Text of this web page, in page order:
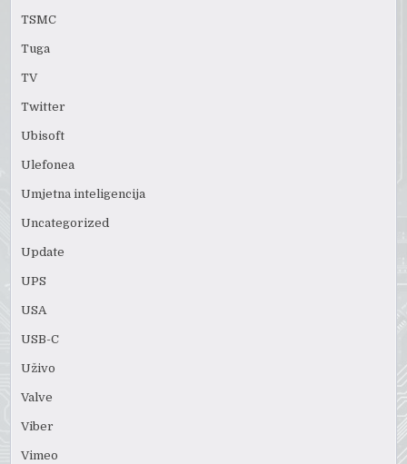
TSMC
Tuga
TV
Twitter
Ubisoft
Ulefonea
Umjetna inteligencija
Uncategorized
Update
UPS
USA
USB-C
Uživo
Valve
Viber
Vimeo